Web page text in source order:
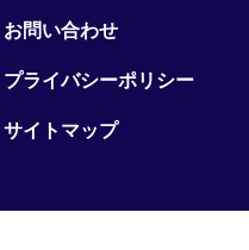
お問い合わせ
プライバシーポリシー
サイトマップ